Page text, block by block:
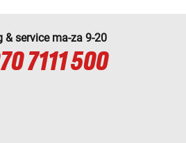
& service ma-za 9-20
7111 500